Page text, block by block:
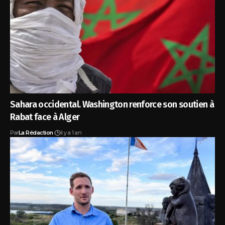
Sahara occidental. Washington renforce son soutien à
Rabat face à Alger
ParLa Rédaction il y a 1 an